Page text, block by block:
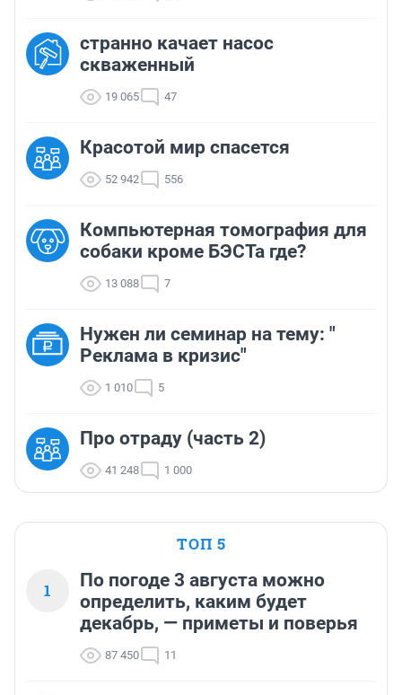
странно качает насос
скваженный
19 065 47
Красотой мир спасется
52 942 556
Компьютерная томография для
собаки кроме БЭСТа где?
13 088 7
Нужен ли семинар на тему: "
Реклама в кризис"
1 010 5
Про отраду (часть 2)
41 248 1 000
ТОП 5
1
По погоде 3 августа можно
определить, каким будет
декабрь, — приметы и поверья
87 450 11